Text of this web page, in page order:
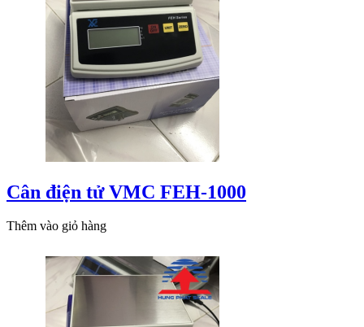
Cân điện tử VMC FEH-1000
Thêm vào giỏ hàng